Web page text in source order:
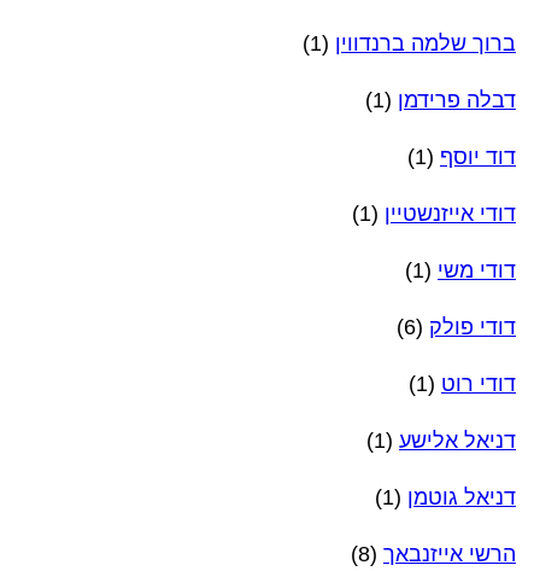
ברוך שלמה ברנדווין (1)
דבלה פרידמן (1)
דוד יוסף (1)
דודי אייזנשטיין (1)
דודי משי (1)
דודי פולק (6)
דודי רוט (1)
דניאל אלישע (1)
דניאל גוטמן (1)
הרשי אייזנבאך (8)